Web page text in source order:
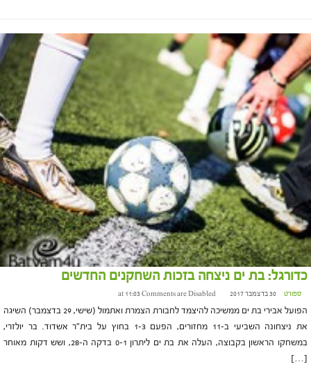
כדורגל: בת ים ניצחה בזכות השחקנים החדשים
ספורט 30 בדצמבר 2017 at 11:03 Comments are Disabled
הפועל אבירי בת ים ממשיכה להיצמד לחבורת הצמרת ואתמול (שישי, 29 בדצמבר) השיגה
את ניצחונה השביעי ב-11 מחזורים, הפעם 1-3 בחוץ על בית"ר אשדוד. בר יולזרי,
במשחקו הראשון בקבוצה, העלה את בת ים ליתרון 0-1 בדקה ה-28, ושש דקות מאוחר
[…]